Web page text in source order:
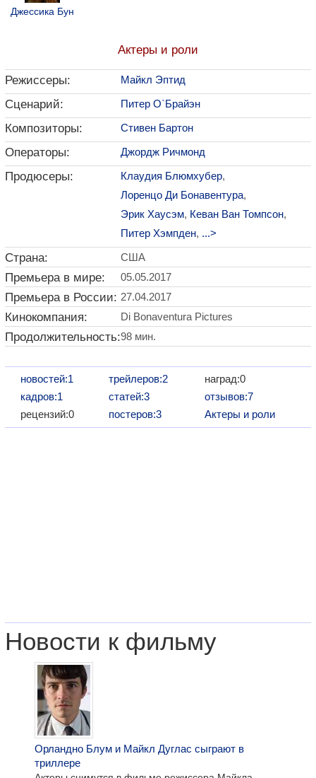
Джессика Бун
Актеры и роли
Режиссеры: Майкл Эптид
Сценарий: Питер О`Брайэн
Композиторы: Стивен Бартон
Операторы: Джордж Ричмонд
Продюсеры: Клаудия Блюмхубер,
Лоренцо Ди Бонавентура,
Эрик Хаусэм, Кеван Ван Томпсон,
Питер Хэмпден, ...>
Страна: США
Премьера в мире: 05.05.2017
Премьера в России: 27.04.2017
Кинокомпания: Di Bonaventura Pictures
Продолжительность:98 мин.
новостей:1
кадров:1
рецензий:0
трейлеров:2
статей:3
постеров:3
наград:0
отзывов:7
Актеры и роли
Новости к фильму
Орландно Блум и Майкл Дуглас сыграют в
триллере